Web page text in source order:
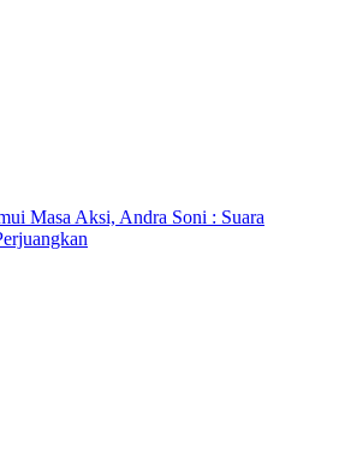
Masa Aksi, Andra Soni : Suara